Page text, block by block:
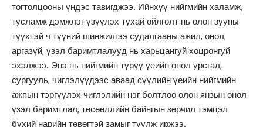
тогтолцооны үндэс тавигджээ. Ийнхүү нийгмийн халамж,
тусламж дэмжлэг үзүүлэх тухай ойлголт нь олон зууны
түүхтэй ч түүний шинжилгээ судалгааны ажил, онол,
аргазүй, үзэл баримтлалууд нь харьцангуй хоцронгуй
эхэлжээ. Энэ нь нийгмийн түрүү үеийн онол урсгал,
сургууль, чиглэлүүдээс аваад сүүлийн үеийн нийгмийн
ажпын тэргүүлэх чиглэлийн нэг болтлоо олон янзын онол
үзэл баримтлал, төсөөллийн байнгын зөрчил тэмцэл
бүхий нарийн төвөгтэй замыг туулж иржээ.